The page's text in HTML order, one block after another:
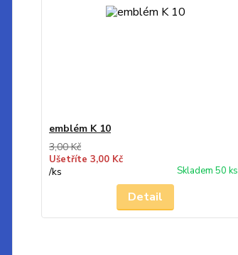
emblém K 10
3,00 Kč
Ušetříte 3,00 Kč
/ks Skladem 50 ks
Detail